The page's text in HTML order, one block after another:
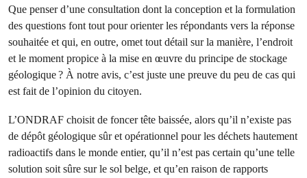
Que penser d’une consultation dont la conception et la formulation
des questions font tout pour orienter les répondants vers la réponse
souhaitée et qui, en outre, omet tout détail sur la manière, l’endroit
et le moment propice à la mise en œuvre du principe de stockage
géologique ? À notre avis, c’est juste une preuve du peu de cas qui
est fait de l’opinion du citoyen.
L’ONDRAF choisit de foncer tête baissée, alors qu’il n’existe pas
de dépôt géologique sûr et opérationnel pour les déchets hautement
radioactifs dans le monde entier, qu’il n’est pas certain qu’une telle
solution soit sûre sur le sol belge, et qu’en raison de rapports